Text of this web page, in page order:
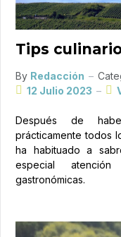
Tips
By Redacción
12 Julio 2023
Después de
prácticamente todos
ha habituado a
especial
gastronómicas.